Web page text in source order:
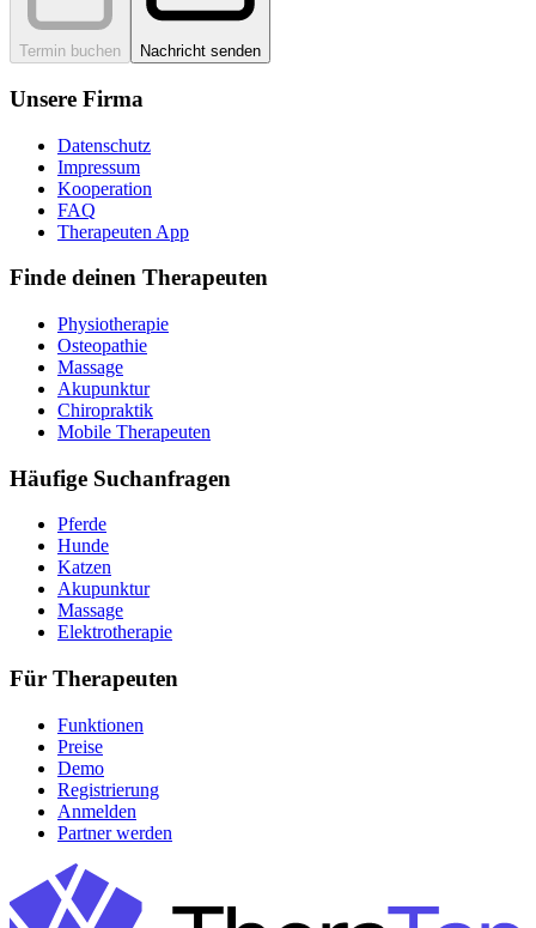
Termin buchen Nachricht senden
Unsere Firma
Datenschutz
Impressum
Kooperation
FAQ
Therapeuten App
Finde deinen Therapeuten
Physiotherapie
Osteopathie
Massage
Akupunktur
Chiropraktik
Mobile Therapeuten
Häufige Suchanfragen
Pferde
Hunde
Katzen
Akupunktur
Massage
Elektrotherapie
Für Therapeuten
Funktionen
Preise
Demo
Registrierung
Anmelden
Partner werden